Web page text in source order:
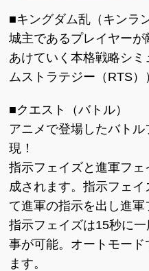
■キングダム乱（キンラ
城主であるプレイヤー
あけていく本格戦略シ
ムストラテジー（RTS）
■クエスト（バトル）
アニメで登場したバト
現！
指示フェイズと進軍フ
成されます。指示フェ
て進軍の指示を出し進軍
指示フェイズは15秒に
事が可能。オートモー
ます。